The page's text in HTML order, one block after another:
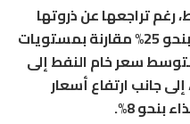
رغم تراجعها عن ذروتها
المسجلة في أبريل، لا تزال أعلى بنحو 25% مقارنة بمستويات
سعر خام النفط إلى
دولارًا للبرميل خلال عام 2026، إلى جانب ارتفاع أسعار